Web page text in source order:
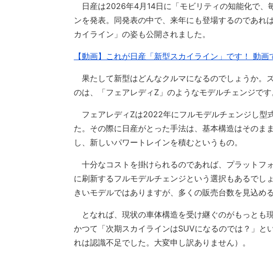
日産は2026年4月14日に「モビリティの知能化で、
ンを発表。同発表の中で、来年にも登場するのであれ
カイライン」の姿も公開されました。
【動画】これが日産「新型スカイライン」です！ 動画
果たして新型はどんなクルマになるのでしょうか。
のは、「フェアレディZ」のようなモデルチェンジで
フェアレディZは2022年にフルモデルチェンジし型
た。その際に日産がとった手法は、基本構造はそのま
し、新しいパワートレインを積むというもの。
十分なコストを掛けられるのであれば、プラットフ
に刷新するフルモデルチェンジという選択もあるでし
きいモデルではありますが、多くの販売台数を見込め
となれば、現状の車体構造を受け継ぐのがもっとも
かつて「次期スカイラインはSUVになるのでは？」と
れは認識不足でした。大変申し訳ありません）。